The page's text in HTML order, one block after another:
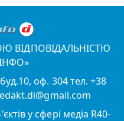
ВІДПОВІДАЛЬНІСТЮ
оф. 304 тел. +38
у сфері медіа R40-